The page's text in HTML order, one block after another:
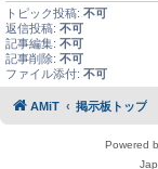
トピック投稿: 不可
返信投稿: 不可
記事編集: 不可
記事削除: 不可
ファイル添付: 不可
AMiT 掲示板トップ
Powered